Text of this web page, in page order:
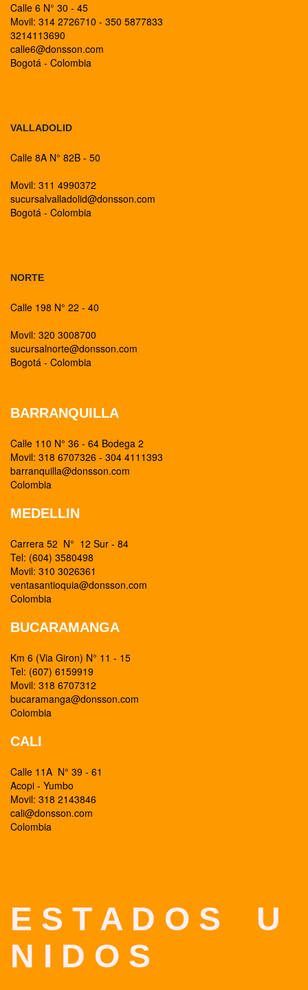
Calle 6 N° 30 - 45
Movil: 314 2726710 - 350 5877833
3214113690
calle6@donsson.com
Bogotá - Colombia
VALLADOLID
Calle 8A N° 82B - 50
Movil: 311 4990372
sucursalvalladolid@donsson.com
Bogotá - Colombia
NORTE
Calle 198 N° 22 - 40
Movil: 320 3008700
sucursalnorte@donsson.com
Bogotá - Colombia
BARRANQUILLA
Calle 110 N° 36 - 64 Bodega 2
Movil: 318 6707326 - 304 4111393
barranquilla@donsson.com
Colombia
MEDELLIN
Carrera 52 N° 12 Sur - 84
Tel: (604) 3580498
Movil: 310 3026361
ventasantioquia@donsson.com
Colombia
BUCARAMANGA
Km 6 (Via Giron) N° 11 - 15
Tel: (607) 6159919
Movil: 318 6707312
bucaramanga@donsson.com
Colombia
CALI
Calle 11A N° 39 - 61
Acopi - Yumbo
Movil: 318 2143846
cali@donsson.com
Colombia
E S T A D O S U
N I D O S